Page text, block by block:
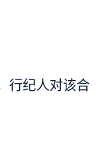
行纪人对该合